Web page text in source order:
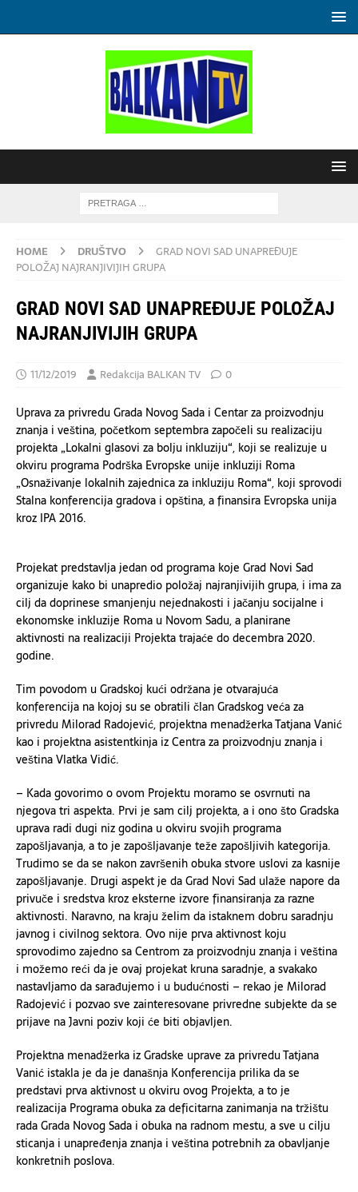
HOME DRUŠTVO
GRAD NOVI SAD UNAPREĐUJE
POLOŽAJ NAJRANJIVIJIH GRUPA
GRAD NOVI SAD UNAPREĐUJE POLOŽAJ
NAJRANJIVIJIH GRUPA
11/12/2019 Redakcija BALKAN TV 0
Uprava za privredu Grada Novog Sada i Centar za proizvodnju
znanja i veština, početkom septembra započeli su realizaciju
projekta „Lokalni glasovi za bolju inkluziju“, koji se realizuje u
okviru programa Podrška Evropske unije inkluziji Roma
„Osnaživanje lokalnih zajednica za inkluziju Roma“, koji sprovodi
Stalna konferencija gradova i opština, a finansira Evropska unija
kroz IPA 2016.
Projekat predstavlja jedan od programa koje Grad Novi Sad
organizuje kako bi unapredio položaj najranjivijih grupa, i ima za
cilj da doprinese smanjenju nejednakosti i jačanju socijalne i
ekonomske inkluzije Roma u Novom Sadu, a planirane
aktivnosti na realizaciji Projekta trajaće do decembra 2020.
godine.
Tim povodom u Gradskoj kući održana je otvarajuća
konferencija na kojoj su se obratili član Gradskog veća za
privredu Milorad Radojević, projektna menadžerka Tatjana Vanić
kao i projektna asistentkinja iz Centra za proizvodnju znanja i
veština Vlatka Vidić.
– Kada govorimo o ovom Projektu moramo se osvrnuti na
njegova tri aspekta. Prvi je sam cilj projekta, a i ono što Gradska
uprava radi dugi niz godina u okviru svojih programa
zapošljavanja, a to je zapošljavanje teže zapošljivih kategorija.
Trudimo se da se nakon završenih obuka stvore uslovi za kasnije
zapošljavanje. Drugi aspekt je da Grad Novi Sad ulaže napore da
privuče i sredstva kroz eksterne izvore finansiranja za razne
aktivnosti. Naravno, na kraju želim da istaknem dobru saradnju
javnog i civilnog sektora. Ovo nije prva aktivnost koju
sprovodimo zajedno sa Centrom za proizvodnju znanja i veština
i možemo reći da je ovaj projekat kruna saradnje, a svakako
nastavljamo da sarađujemo i u budućnosti – rekao je Milorad
Radojević i pozvao sve zainteresovane privredne subjekte da se
prijave na Javni poziv koji će biti objavljen.
Projektna menadžerka iz Gradske uprave za privredu Tatjana
Vanić istakla je da je današnja Konferencija prilika da se
predstavi prva aktivnost u okviru ovog Projekta, a to je
realizacija Programa obuka za deficitarna zanimanja na tržištu
rada Grada Novog Sada i obuka na radnom mestu, a sve u cilju
sticanja i unapređenja znanja i veština potrebnih za obavljanje
konkretnih poslova.